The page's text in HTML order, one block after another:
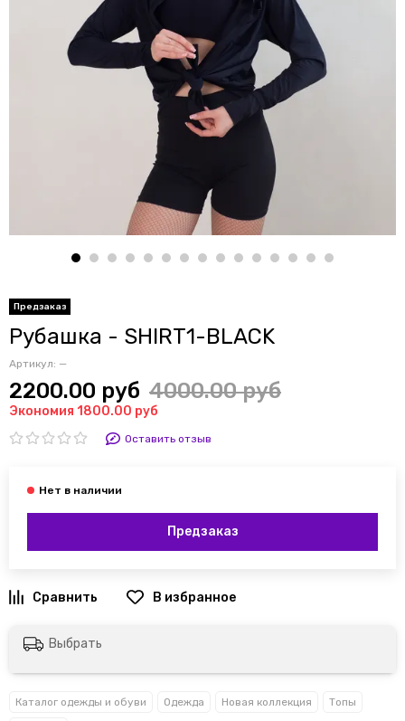
Предзаказ
Рубашка - SHIRT1-BLACK
Артикул: —
2200.00 руб 4000.00 руб
Экономия 1800.00 руб
Оставить отзыв
Предзаказ
Выбрать
Каталог одежды и обуви Одежда Новая коллекция Топы